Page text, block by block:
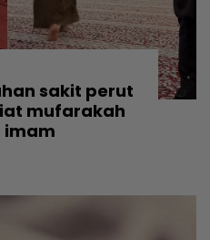
sakit perut
mufarakah
imam